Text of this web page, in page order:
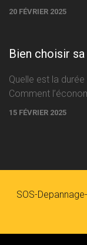
facile à accomplir
20 FÉVRIER 2025
Bien choisir
Quelle est la
Comment
15 FÉVRIER 2025
SOS-